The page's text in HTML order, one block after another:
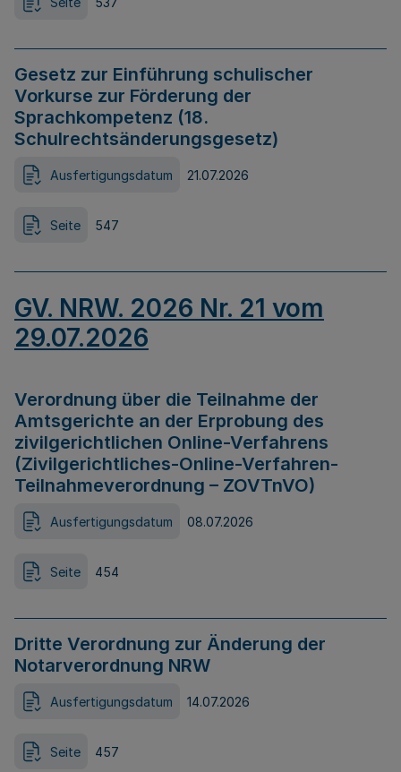
Gesetz zur Einführung schulischer
Vorkurse zur Förderung der
Sprachkompetenz (18.
Schulrechtsänderungsgesetz)
Ausfertigungsdatum 21.07.2026
Seite 547
GV. NRW. 2026 Nr. 21 vom
29.07.2026
Verordnung über die Teilnahme der
Amtsgerichte an der Erprobung des
zivilgerichtlichen Online-Verfahrens
(Zivilgerichtliches-Online-Verfahren-
Teilnahmeverordnung – ZOVTnVO)
Ausfertigungsdatum 08.07.2026
Seite 454
Dritte Verordnung zur Änderung der
Notarverordnung NRW
Ausfertigungsdatum 14.07.2026
Seite 457